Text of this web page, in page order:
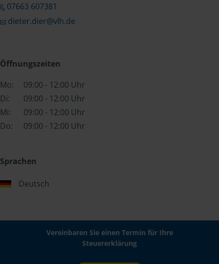
07663 607381
dieter.dier@vlh.de
Öffnungszeiten
Mo:
09:00 - 12:00 Uhr
Di:
09:00 - 12:00 Uhr
Mi:
09:00 - 12:00 Uhr
Do:
09:00 - 12:00 Uhr
Sprachen
Deutsch
Vereinbaren Sie einen Termin für Ihre
Steuererklärung